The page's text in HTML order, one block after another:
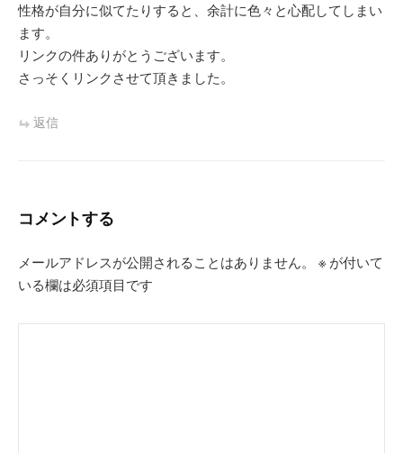
性格が自分に似てたりすると、余計に色々と心配してしまい
ます。
リンクの件ありがとうございます。
さっそくリンクさせて頂きました。
返信
コメントする
メールアドレスが公開されることはありません。 ※ が付いて
いる欄は必須項目です